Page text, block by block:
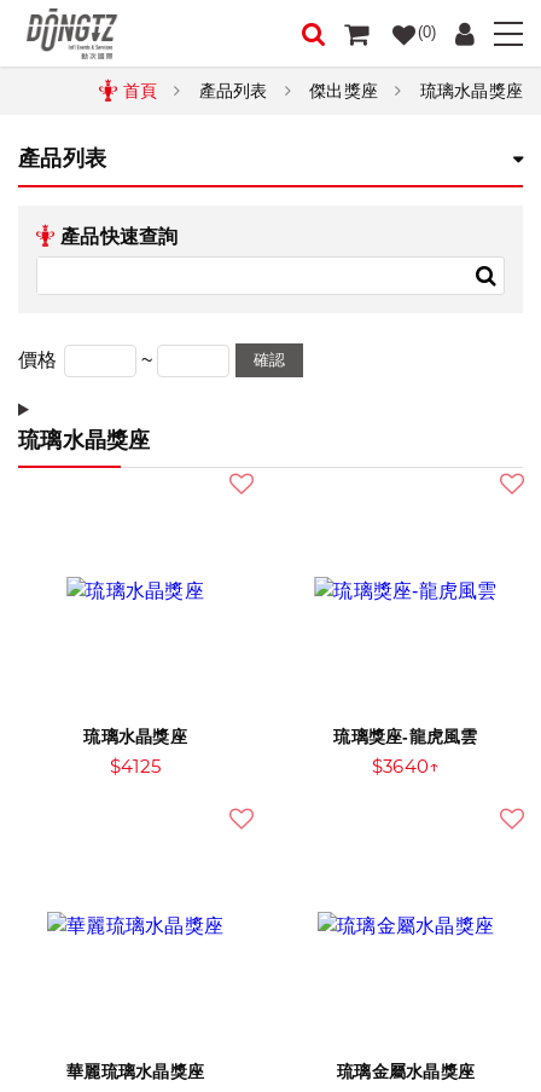
(0)
首頁 產品列表 傑出獎座 琉璃水晶獎座
產品列表
產品快速查詢
價格 ~ 確認
琉璃水晶獎座
琉璃水晶獎座
$4125
琉璃獎座-龍虎風雲
$3640↑
華麗琉璃水晶獎座 琉璃金屬水晶獎座